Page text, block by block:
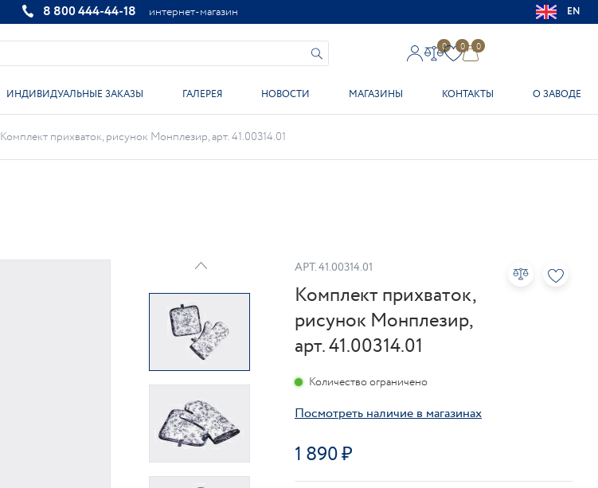
8 800 444-44-18 интернет-магазин EN
0 0 0
ИНДИВИДУАЛЬНЫЕ ЗАКАЗЫ ГАЛЕРЕЯ НОВОСТИ МАГАЗИНЫ КОНТАКТЫ О ЗАВОДЕ
Комплект прихваток, рисунок Монплезир, арт. 41.00314.01
АРТ.41.00314.01
Комплект прихваток,
рисунок Монплезир,
арт. 41.00314.01
1 890
Посмотреть наличие в магазинах
Количество ограничено